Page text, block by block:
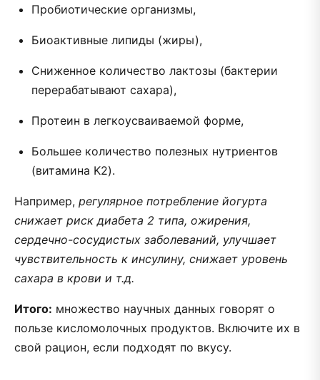
Пробиотические организмы,
Биоактивные липиды (жиры),
Сниженное количество лактозы (бактерии
перерабатывают сахара),
Протеин в легкоусваиваемой форме,
Большее количество полезных нутриентов
(витамина K2).
Например, регулярное потребление йогурта
снижает риск диабета 2 типа, ожирения,
сердечно-сосудистых заболеваний, улучшает
чувствительность к инсулину, снижает уровень
сахара в крови и т.д.
Итого: множество научных данных говорят о
пользе кисломолочных продуктов. Включите их в
свой рацион, если подходят по вкусу.